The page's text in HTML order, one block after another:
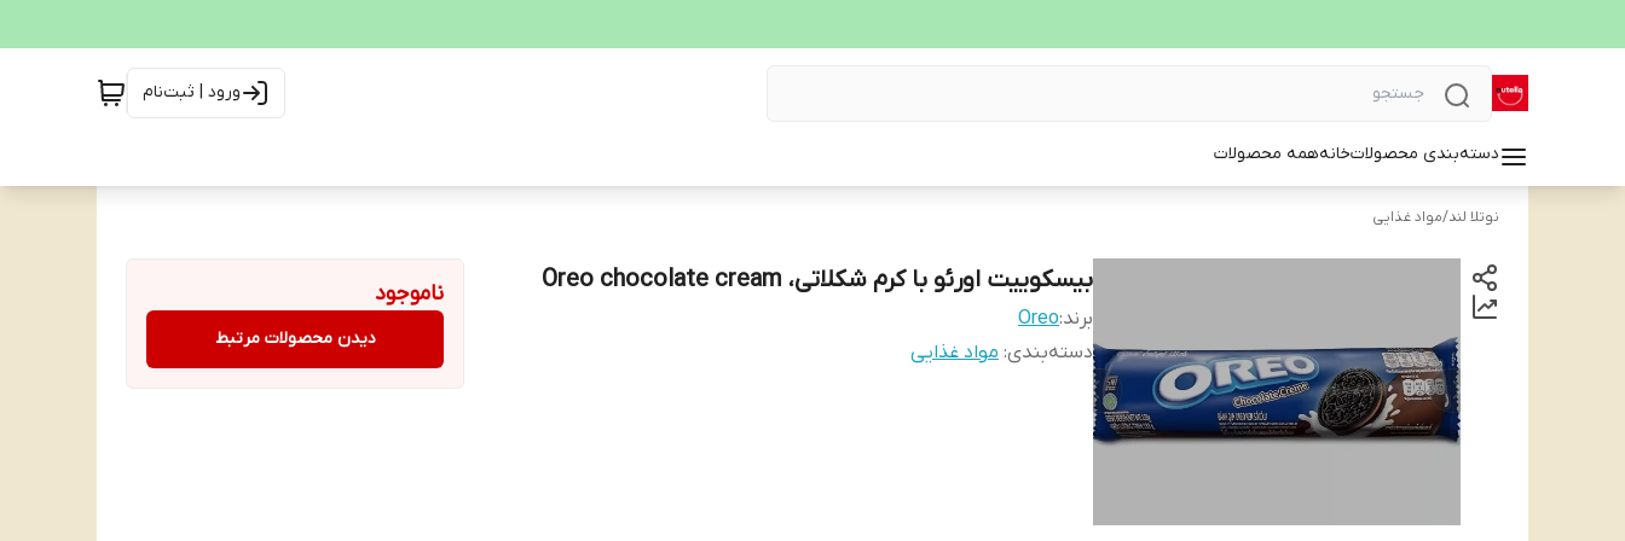
ورود | ثبت‌نام
دسته‌بندی محصولاتخانههمه محصولات
نوتلا لند/مواد غذایی
بیسکوییت اورئو با کرم شکلاتی، Oreo chocolate cream
برند:Oreo
دسته‌بندی: مواد غذایی
ناموجود
دیدن محصولات مرتبط